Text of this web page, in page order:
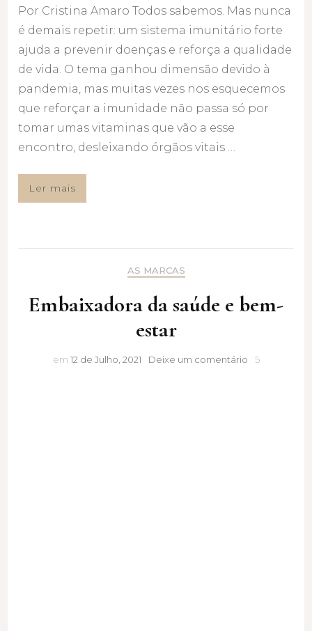
Por Cristina Amaro Todos sabemos. Mas nunca
é demais repetir: um sistema imunitário forte
ajuda a prevenir doenças e reforça a qualidade
de vida. O tema ganhou dimensão devido à
pandemia, mas muitas vezes nos esquecemos
que reforçar a imunidade não passa só por
tomar umas vitaminas que vão a esse
encontro, desleixando órgãos vitais …
Ler mais
AS MARCAS
Embaixadora da saúde e bem-
estar
em 12 de Julho, 2021 Deixe um comentárioEmbaixadora
5